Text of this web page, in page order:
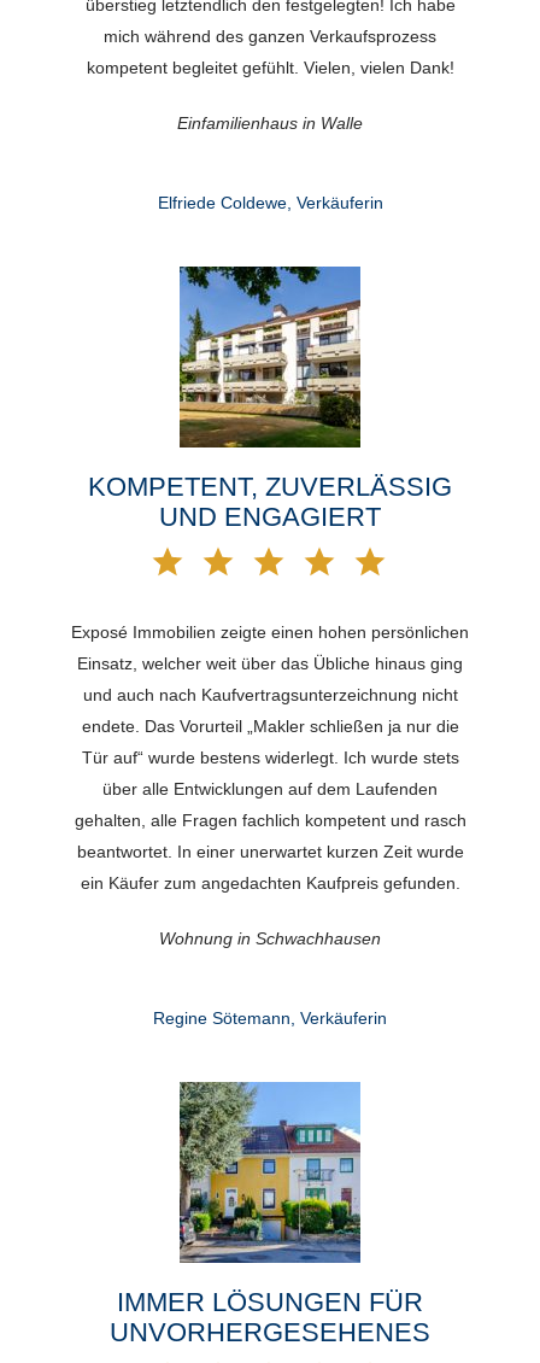
überstieg letztendlich den festgelegten! Ich habe
mich während des ganzen Verkaufsprozess
kompetent begleitet gefühlt. Vielen, vielen Dank!
Einfamilienhaus in Walle
Elfriede Coldewe, Verkäuferin
KOMPETENT, ZUVERLÄSSIG
UND ENGAGIERT
Exposé Immobilien zeigte einen hohen persönlichen
Einsatz, welcher weit über das Übliche hinaus ging
und auch nach Kaufvertragsunterzeichnung nicht
endete. Das Vorurteil „Makler schließen ja nur die
Tür auf“ wurde bestens widerlegt. Ich wurde stets
über alle Entwicklungen auf dem Laufenden
gehalten, alle Fragen fachlich kompetent und rasch
beantwortet. In einer unerwartet kurzen Zeit wurde
ein Käufer zum angedachten Kaufpreis gefunden.
Wohnung in Schwachhausen
Regine Sötemann, Verkäuferin
IMMER LÖSUNGEN FÜR
UNVORHERGESEHENES